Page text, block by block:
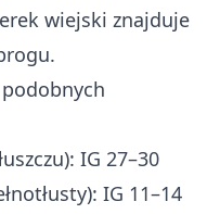
wiejski znajduje
IG 27–30
IG 11–14